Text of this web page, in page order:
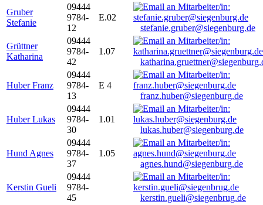
Gruber
Stefanie
09444
9784-
12
E.02
stefanie.gruber@siegenburg.de
Grüttner
Katharina
09444
9784-
42
1.07
Huber Franz
09444
9784-
13
E 4
franz.huber@siegenburg.de
Huber Lukas
09444
9784-
30
1.01
lukas.huber@siegenburg.de
Hund Agnes
09444
9784-
37
1.05
agnes.hund@siegenburg.de
Kerstin Gueli
09444
9784-
45
kerstin.gueli@siegenbrug.de